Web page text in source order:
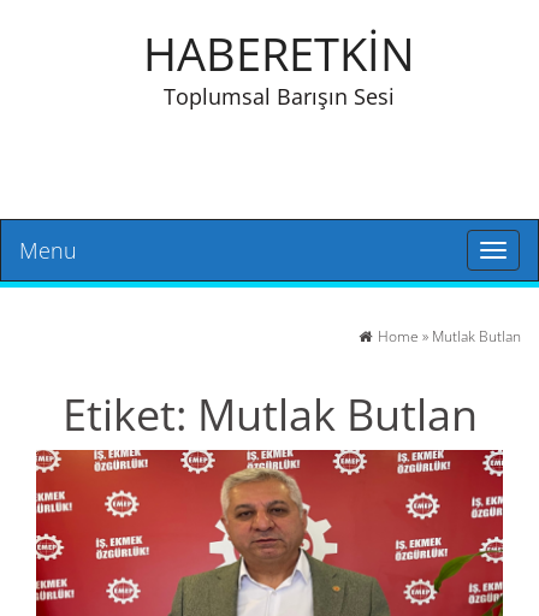
HABERETKİN
Toplumsal Barışın Sesi
Toggle
Menu
Home » Mutlak Butlan
Etiket: Mutlak Butlan